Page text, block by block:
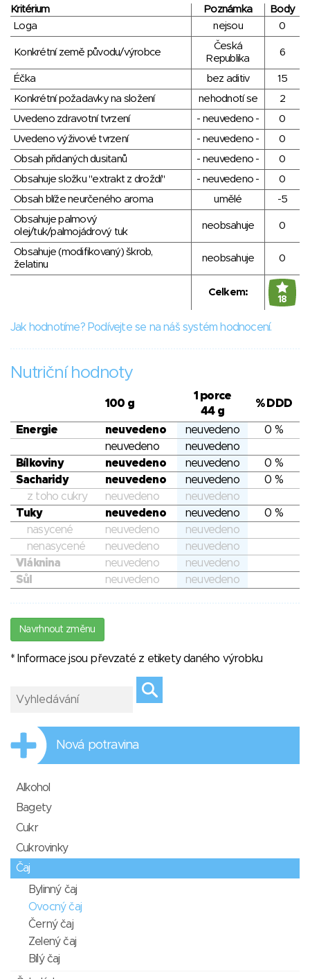
Kritérium Poznámka
Body
Loga
nejsou 0
Konkrétní země původu/výrobce
Česká
Republika
6
Éčka bez aditiv
15
Konkrétní požadavky na složení
nehodnotí se
2
Uvedeno zdravotní tvrzení
- neuvedeno -
0
Uvedeno výživové tvrzení
- neuvedeno -
0
Obsah přidaných dusitanů
- neuvedeno -
0
Obsahuje složku "extrakt z droždí"
- neuvedeno -
0
Obsah blíže neurčeného aroma
umělé
-5
Obsahuje palmový
olej/tuk/palmojádrový tuk
neobsahuje 0
Obsahuje (modifikovaný) škrob,
želatinu
neobsahuje 0
Celkem:
18
Jak hodnotíme? Podívejte se na náš systém hodnocení.
Nutriční hodnoty
100 g
1 porce
44 g
% DDD
Energie neuvedeno neuvedeno
0 %
neuvedeno
neuvedeno
Bílkoviny
neuvedeno neuvedeno
0 %
Sacharidy
neuvedeno neuvedeno
0 %
z toho cukry
neuvedeno
neuvedeno
Tuky
neuvedeno neuvedeno
0 %
nasycené
neuvedeno
neuvedeno
nenasycené
neuvedeno
neuvedeno
Vláknina
neuvedeno
neuvedeno
Sůl
neuvedeno neuvedeno
Navrhnout změnu
* Informace jsou převzaté z etikety daného výrobku
Nová potravina
Alkohol
Bagety
Cukr
Cukrovinky
Čaj
Bylinný čaj
Ovocný čaj
Černý čaj
Zelený čaj
Bílý čaj